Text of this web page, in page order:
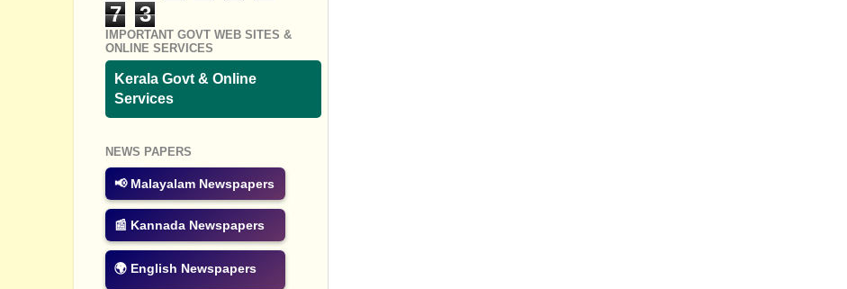
7
3
IMPORTANT GOVT WEB SITES &
ONLINE SERVICES
Kerala Govt & Online
Services
NEWS PAPERS
📢 Malayalam Newspapers
📰 Kannada Newspapers
🌍 English Newspapers